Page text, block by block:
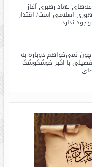
نهاد رهبری آغاز
اسلامی است/ اقتدار
ندارد
نمی‌خواهم دوباره به
با اکبر خوشکوشک